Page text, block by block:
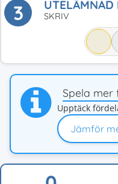
3 SKRIV
Spela mer
Upptäck
Jämför